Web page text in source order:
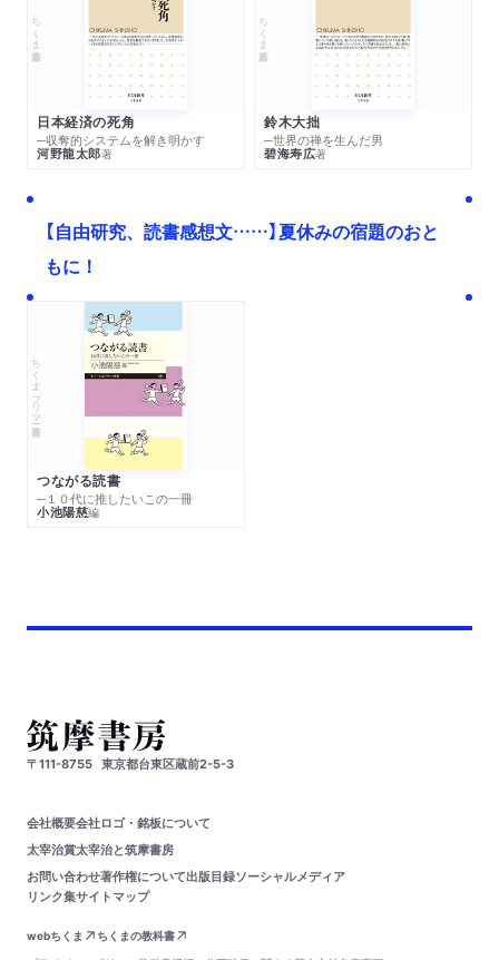
ちくま新書
日本経済の死角
─収奪的システムを解き明かす
河野龍太郎著
ちくま新書
鈴木大拙
─世界の禅を生んだ男
碧海寿広著
【自由研究、読書感想文……】夏休みの宿題のおと
もに！
ちくまプリマー新書
つながる読書
─１０代に推したいこの一冊
小池陽慈編
〒111-8755 東京都台東区蔵前2-5-3
会社概要会社ロゴ・銘板について
太宰治賞太宰治と筑摩書房
お問い合わせ著作権について出版目録ソーシャルメディア
リンク集サイトマップ
webちくま
ちくまの教科書